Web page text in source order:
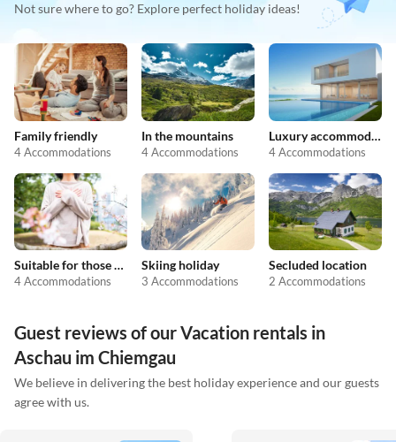
Not sure where to go? Explore perfect holiday ideas!
Family friendly
4 Accommodations
In the mountains
4 Accommodations
Luxury accommodation
4 Accommodations
Suitable for those with allergies
4 Accommodations
Skiing holiday
3 Accommodations
Secluded location
2 Accommodations
Guest reviews of our Vacation rentals in
Aschau im Chiemgau
We believe in delivering the best holiday experience and our guests
agree with us.